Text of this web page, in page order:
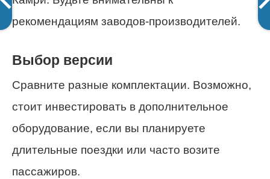
рекомендациям заводов-производителей.
Выбор версии
Сравните разные комплектации. Возможно,
стоит инвестировать в дополнительное
оборудование, если вы планируете
длительные поездки или часто возите
пассажиров.